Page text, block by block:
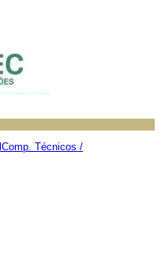
Comp. Técnicos /